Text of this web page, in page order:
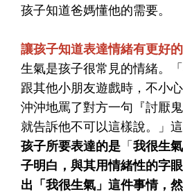
孩子知道爸媽懂他的需要。
讓孩子知道表達情緒有更好
生氣是孩子很常見的情緒。
跟其他小朋友遊戲時，不小
沖沖地罵了對方一句『討厭
就告訴他不可以這樣說。」
孩子所要表達的是 「我很生
子明白，與其用情緒性的字
出「我很生氣」這件事情，